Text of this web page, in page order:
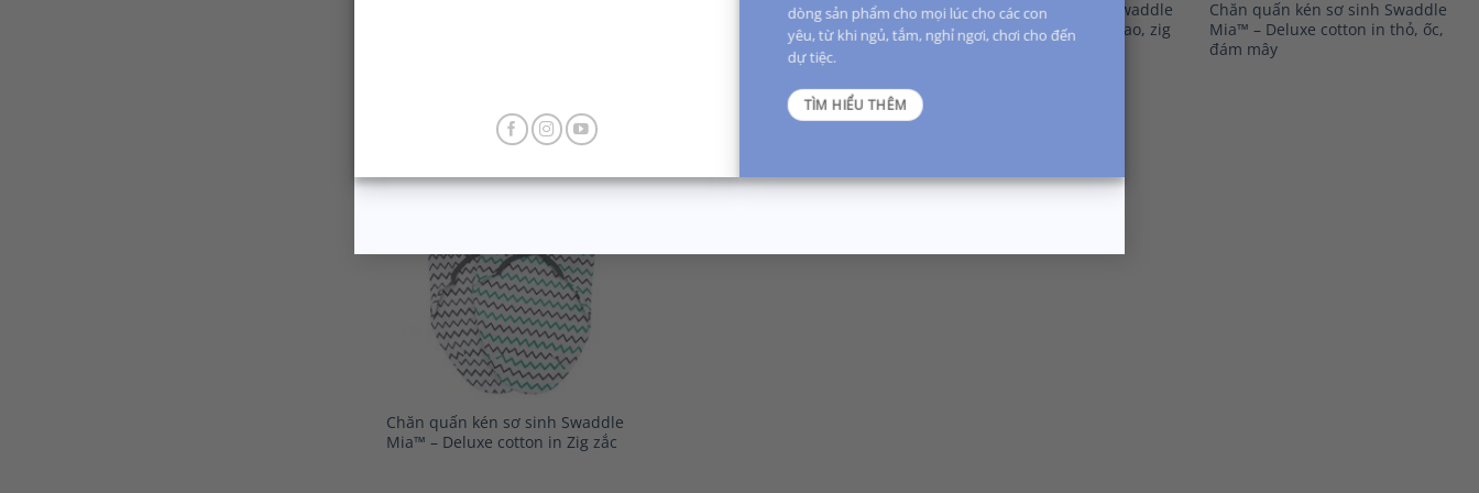
dòng sản phẩm cho mọi lúc cho các con
yêu, từ khi ngủ, tắm, nghỉ ngơi, chơi cho đến
dự tiệc.
TÌM HIỂU THÊM
Chăn quấn kén sơ sinh Swaddle
Mia™ – Deluxe cotton in sao, mũi
Chăn quấn kén sơ sinh Swaddle
Mia™ – Deluxe cotton in sao, zig
zắc, cây thông
Chăn quấn kén sơ sinh Swaddle
Mia™ – Deluxe cotton in thỏ, ốc,
đám mây
Chăn quấn kén sơ sinh Swaddle
Mia™ – Deluxe cotton in Zig zắc